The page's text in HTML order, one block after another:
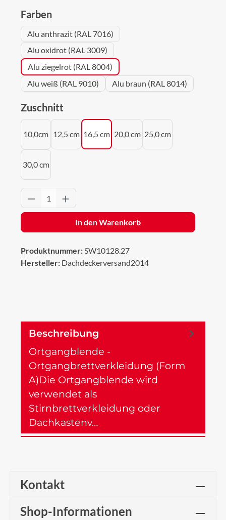
Farbenauswählen
Alu anthrazit (RAL 7016)
Alu oxidrot (RAL 3009)
Alu ziegelrot (RAL 8004)
Alu weiß (RAL 9010)
Alu braun (RAL 8014)
Zuschnitt
10,0cm 12,5 cm 16,5 cm 20,0 cm 25,0 cm
30,0 cm
Produkt Anzahl: Gib den gewünschten
In den Warenkorb
Produktnummer:SW10128.27
Hersteller: Dachdeckerversand2014
Beschreibung
Ortgangblende -
Ortgangbrettverkleidung (Form
A)Die Ortgangblende wird
verwendet als
Stirnbrettverkleidung oder
Dachkastenv…
Kontakt
Shop-Informationen